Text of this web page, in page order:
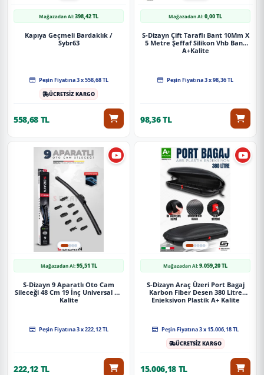
Mağazadan Al:398,42 TL
Kapıya Geçmeli Bardaklık /
Sybr63
Peşin Fiyatına 3 x 558,68 TL
ÜCRETSİZ KARGO
558,68 TL
Mağazadan Al:0,00 TL
S-Dizayn Çift Taraflı Bant 10Mm X
5 Metre Şeffaf Silikon Vhb Bant
A+Kalite
Peşin Fiyatına 3 x 98,36 TL
98,36 TL
Mağazadan Al:95,51 TL
S-Dizayn 9 Aparatlı Oto Cam
Sileceği 48 Cm 19 İnç Universal A+
Kalite
Peşin Fiyatına 3 x 222,12 TL
222,12 TL
Mağazadan Al:9.059,20 TL
S-Dizayn Araç Üzeri Port Bagaj
Karbon Fiber Desen 380 Litre
Enjeksiyon Plastik A+ Kalite
Peşin Fiyatına 3 x 15.006,18 TL
ÜCRETSİZ KARGO
15.006,18 TL